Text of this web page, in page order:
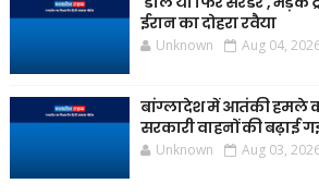
ईरान का दोहरा रवैया
Unknown Aug 04,
बांग्लादेश में आतंकी हमले
सरकारी वाहनों की बढ़ाई
Unknown Aug 03,